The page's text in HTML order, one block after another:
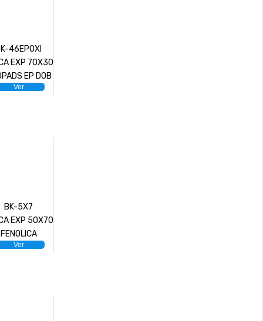
46EPOXI
EXP 70X30
EP DOB
Ver
BK-5X7
EXP 50X70
FENOLICA
Ver